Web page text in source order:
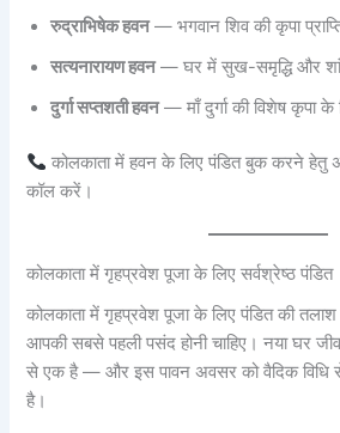
रुद्राभिषेक हवन— भगवान शिव की कृपा
सत्यनारायण हवन— घर में सुख-समृद्धि और
दुर्गा सप्तशती हवन— माँ दुर्गा की विशेष कृपा के
कोलकाता में हवन के लिए पंडित बुक करने हेतु
कॉल करें।
कोलकाता में गृहप्रवेश पूजा के लिए सर्वश्रेष्ठ पंडित
कोलकाता में गृहप्रवेश पूजा के लिए पंडित की
आपकी सबसे पहली पसंद होनी चाहिए। नया घर
से एक है — और इस पावन अवसर को वैदिक विधि
है।